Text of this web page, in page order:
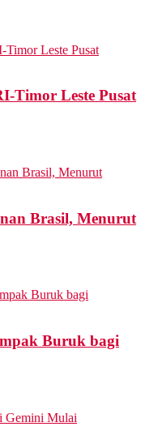
Timor Leste Pusat
Brasil, Menurut
Buruk bagi